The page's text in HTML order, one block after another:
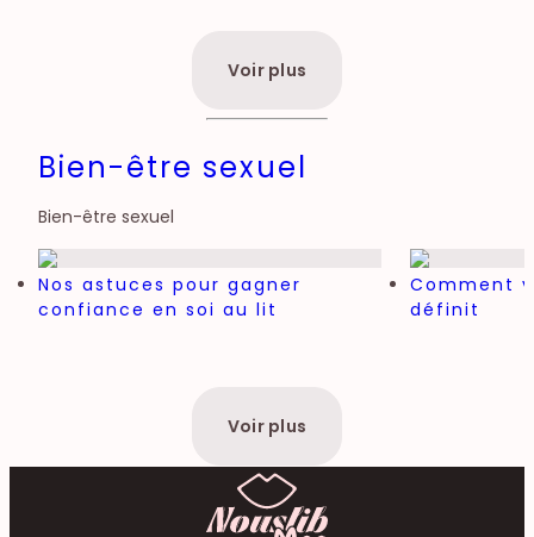
Voir plus
Bien-être sexuel
Bien-être sexuel
Nos astuces pour gagner
confiance en soi au lit
Comment
définit
Voir plus